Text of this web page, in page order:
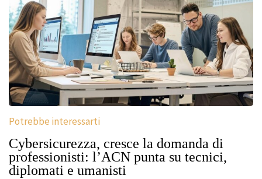
Potrebbe interessarti
Cybersicurezza, cresce la domanda di
professionisti: l’ACN punta su tecnici,
diplomati e umanisti